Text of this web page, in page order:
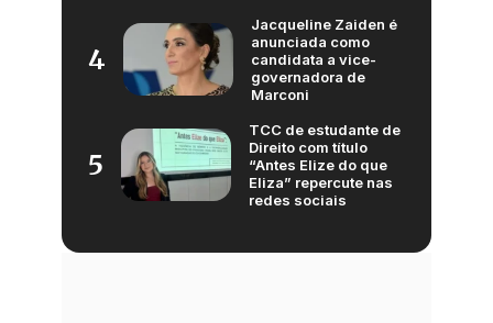
4
Jacqueline Zaiden é
anunciada como
candidata a vice-
governadora de
Marconi
5
TCC de estudante de
Direito com título
“Antes Elize do que
Eliza” repercute nas
redes sociais